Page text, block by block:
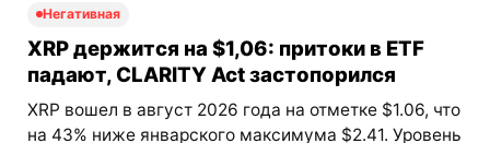
Негативная
XRP держится на $1,06: притоки в ETF
падают, CLARITY Act застопорился
XRP вошел в август 2026 года на отметке $1.06, что
на 43% ниже январского максимума $2.41. Уровень